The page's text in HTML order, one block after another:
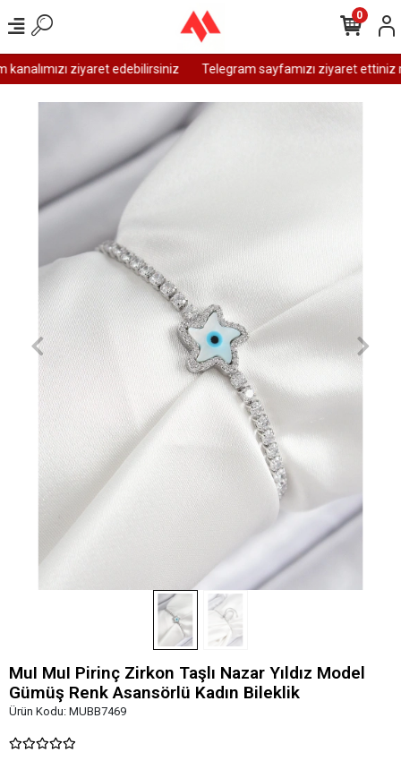
ziyaret edebilirsiniz Telegram sayfamızı ziyaret ettiniz
0
MuI MuI Pirinç Zirkon Taşlı Nazar Yıldız Model
Gümüş Renk Asansörlü Kadın Bileklik
Ürün Kodu: MUBB7469